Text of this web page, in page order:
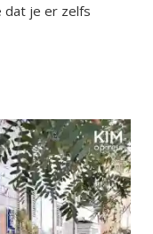
dat je er zelfs